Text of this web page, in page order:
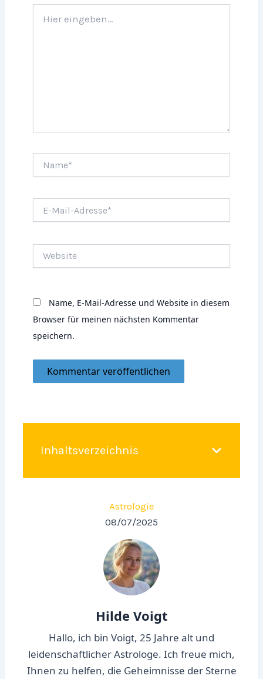
eingeben…
Mail-
Name, E-Mail-Adresse und Website in diesem
Browser für meinen nächsten Kommentar
speichern.
Inhaltsverzeichnis
Astrologie
08/07/2025
Hilde Voigt
Hallo, ich bin Voigt, 25 Jahre alt und
leidenschaftlicher Astrologe. Ich freue mich,
Ihnen zu helfen, die Geheimnisse der Sterne